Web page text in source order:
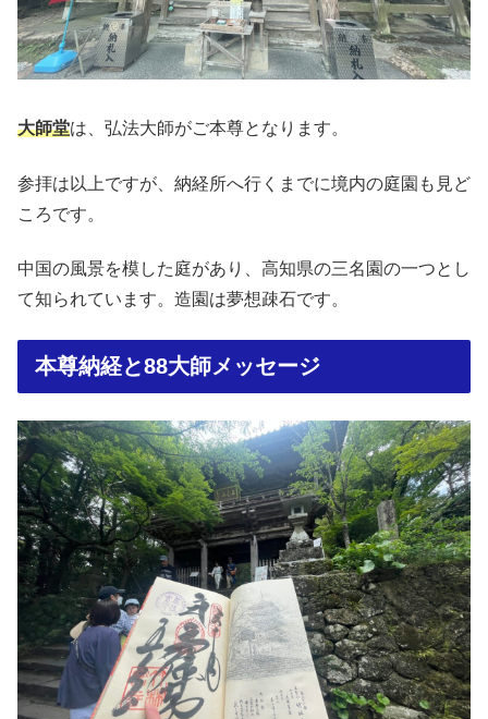
大師堂は、弘法大師がご本尊となります。
参拝は以上ですが、納経所へ行くまでに境内の庭園も見ど
ころです。
中国の風景を模した庭があり、高知県の三名園の一つとし
て知られています。造園は夢想疎石です。
本尊納経と88大師メッセージ